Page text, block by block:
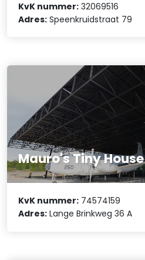
KvK nummer: 32069516
Adres: Speenkruidstraat 79
Mauro's Tiny House
KvK nummer: 74574159
Adres: Lange Brinkweg 36 A